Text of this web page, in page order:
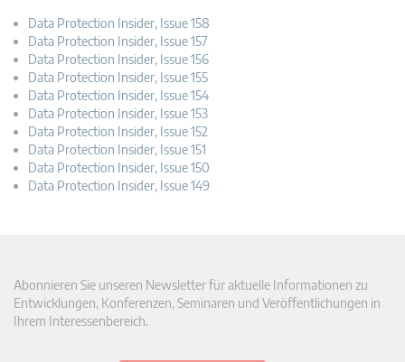
Data Protection Insider, Issue 158
Data Protection Insider, Issue 157
Data Protection Insider, Issue 156
Data Protection Insider, Issue 155
Data Protection Insider, Issue 154
Data Protection Insider, Issue 153
Data Protection Insider, Issue 152
Data Protection Insider, Issue 151
Data Protection Insider, Issue 150
Data Protection Insider, Issue 149
Abonnieren Sie unseren Newsletter für aktuelle Informationen zu
Entwicklungen, Konferenzen, Seminaren und Veröffentlichungen in
Ihrem Interessenbereich.